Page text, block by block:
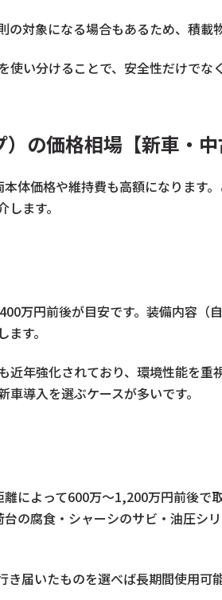
対象になる場合もあるため、積載
い分けることで、安全性だけでな
の価格相場【新車・中
体価格や維持費も高額になります
ます。
万円前後が目安です。装備内容（
す。
近年強化されており、環境性能を
導入を選ぶケースが多いです。
によって600万〜1,200万円前後で
の腐食・シャーシのサビ・油圧シ
き届いたものを選べば長期間使用